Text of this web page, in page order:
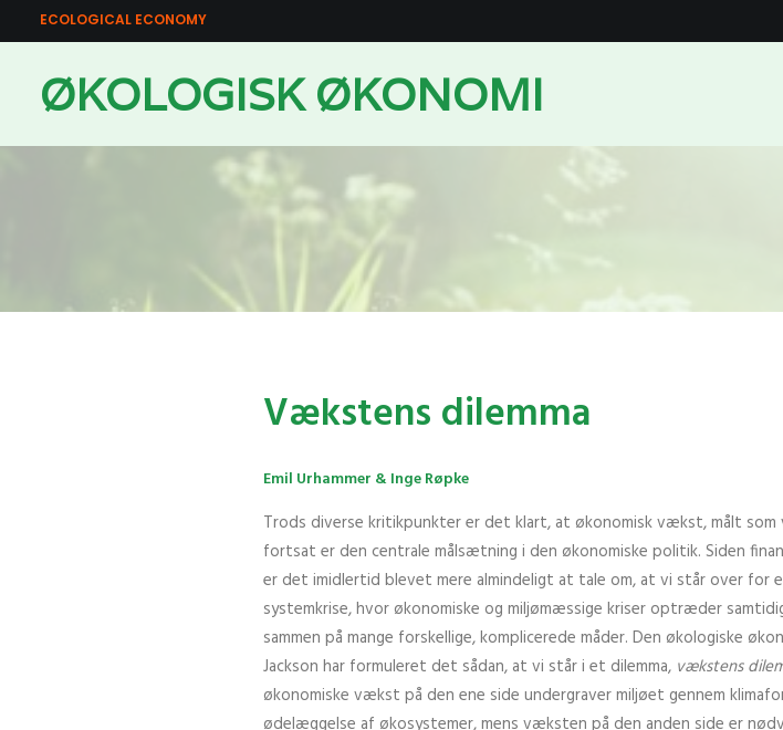
ECOLOGICAL ECONOMY
ØKOLOGISK ØKONOMI
Vækstens dilemma
Emil Urhammer & Inge Røpke
Trods diverse kritikpunkter er det klart, at økonomisk vækst, målt som
fortsat er den centrale målsætning i den økonomiske politik. Siden
er det imidlertid blevet mere almindeligt at tale om, at vi står over for
systemkrise, hvor økonomiske og miljømæssige kriser optræder
sammen på mange forskellige, komplicerede måder. Den økologiske
Jackson har formuleret det sådan, at vi står i et dilemma, vækstens
økonomiske vækst på den ene side undergraver miljøet gennem
ødelæggelse af økosystemer, mens væksten på den anden side er